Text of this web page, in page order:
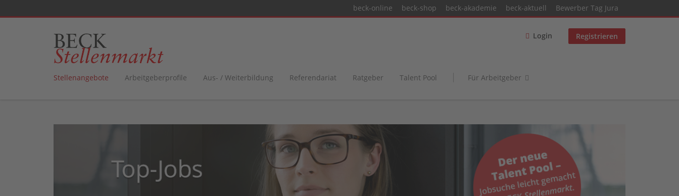
beck-online beck-shop beck-akademie beck-aktuell Bewerber Tag Jura
Login Registrieren
Stellenangebote Arbeitgeberprofile Aus- / Weiterbildung Referendariat Ratgeber Talent Pool Für Arbeitgeber